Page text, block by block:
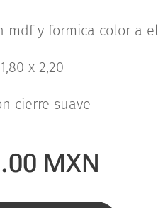
mdf y formica color a
x 2,20
cierre suave
MXN